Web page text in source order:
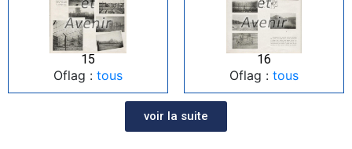
15
Oflag : tous
16
Oflag : tous
voir la suite